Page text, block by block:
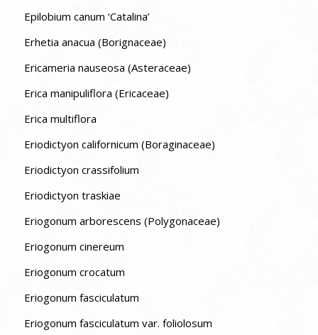
Epilobium canum ‘Catalina’
Erhetia anacua (Borignaceae)
Ericameria nauseosa (Asteraceae)
Erica manipuliflora (Ericaceae)
Erica multiflora
Eriodictyon californicum (Boraginaceae)
Eriodictyon crassifolium
Eriodictyon traskiae
Eriogonum arborescens (Polygonaceae)
Eriogonum cinereum
Eriogonum crocatum
Eriogonum fasciculatum
Eriogonum fasciculatum var. foliolosum